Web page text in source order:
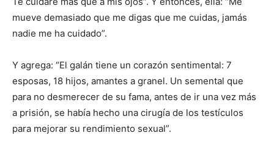
mueve demasiado que me digas que me cuidas, jamás
nadie me ha cuidado”.
Y agrega: “El galán tiene un corazón sentimental: 7
esposas, 18 hijos, amantes a granel. Un semental que
para no desmerecer de su fama, antes de ir una vez más
a prisión, se había hecho una cirugía de los testículos
para mejorar su rendimiento sexual”.